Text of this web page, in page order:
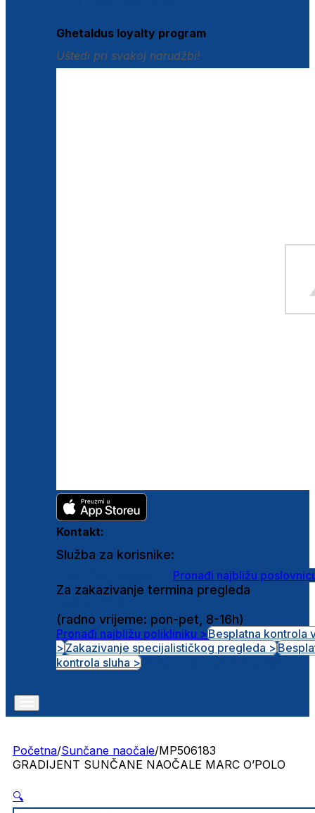
Ghetaldus loyalty program
Uštedi pri svakoj narudžbi!
Kontakt:
Služba za korisnike:
Pronađi najbližu
Za zakazivanje termina pregleda
(radno vrijeme: pon-pet, 8-16h)
Pronađi najbližu polikliniku >Besplatna kontrola
>Zakazivanje specijalističkog pregleda >
kontrola sluha >
Početna/Sunčane naočale/MP506183
GRADIJENT SUNČANE NAOČALE MARC O’POLO
🔍